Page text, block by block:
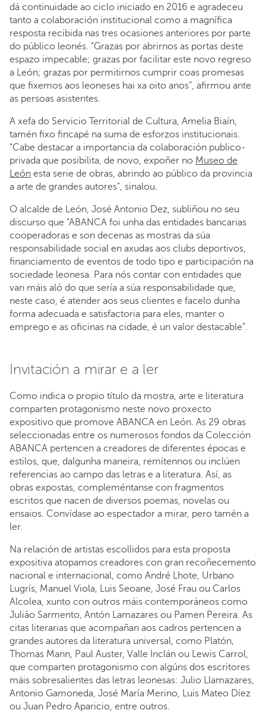
dá continuidade ao ciclo iniciado en 2016 e agradeceu
tanto a colaboración institucional como a magnífica
resposta recibida nas tres ocasiones anteriores por parte
do público leonés. “Grazas por abrirnos as portas deste
espazo impecable; grazas por facilitar este novo regreso
a León; grazas por permitirnos cumprir coas promesas
que fixemos aos leoneses hai xa oito anos”, afirmou ante
as persoas asistentes.
A xefa do Servicio Territorial de Cultura, Amelia Biaín,
tamén fixo fincapé na suma de esforzos institucionais.
“Cabe destacar a importancia da colaboración publico-
privada que posibilita, de novo, expoñer no Museo de
León esta serie de obras, abrindo ao público da provincia
a arte de grandes autores", sinalou.
O alcalde de León, José Antonio Dez, subliñou no seu
discurso que “ABANCA foi unha das entidades bancarias
cooperadoras e son decenas as mostras da súa
responsabilidade social en axudas aos clubs deportivos,
financiamento de eventos de todo tipo e participación na
sociedade leonesa. Para nós contar con entidades que
van máis aló do que sería a súa responsabilidade que,
neste caso, é atender aos seus clientes e facelo dunha
forma adecuada e satisfactoria para eles, manter o
emprego e as oficinas na cidade, é un valor destacable”.
Invitación a mirar e a ler
Como indica o propio título da mostra, arte e literatura
comparten protagonismo neste novo proxecto
expositivo que promove ABANCA en León. As 29 obras
seleccionadas entre os numerosos fondos da Colección
ABANCA pertencen a creadores de diferentes épocas e
estilos, que, dalgunha maneira, remítennos ou inclúen
referencias ao campo das letras e a literatura. Así, as
obras expostas, compleméntanse con fragmentos
escritos que nacen de diversos poemas, novelas ou
ensaios. Convídase ao espectador a mirar, pero tamén a
ler.
Na relación de artistas escollidos para esta proposta
expositiva atopamos creadores con gran recoñecemento
nacional e internacional, como André Lhote, Urbano
Lugrís, Manuel Viola, Luis Seoane, José Frau ou Carlos
Alcolea, xunto con outros máis contemporáneos como
Juliâo Sarmento, Antón Lamazares ou Pamen Pereira. As
citas literarias que acompañan aos cadros pertencen a
grandes autores da literatura universal, como Platón,
Thomas Mann, Paul Auster, Valle Inclán ou Lewis Carrol,
que comparten protagonismo con algúns dos escritores
máis sobresalientes das letras leonesas: Julio Llamazares,
Antonio Gamoneda, José María Merino, Luis Mateo Díez
ou Juan Pedro Aparicio, entre outros.